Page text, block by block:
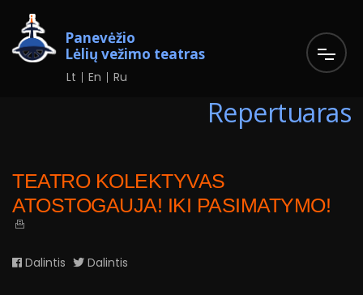
Panevėžio
Lėlių vežimo teatras
Lt En Ru
Repertuaras
TEATRO KOLEKTYVAS
ATOSTOGAUJA! IKI PASIMATYMO!
Dalintis Dalintis